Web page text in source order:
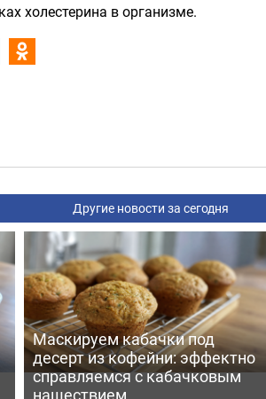
холестерина в организме.
Другие новости за сегодня
Маскируем кабачки под
десерт из кофейни: эффектно
справляемся с кабачковым
нашествием